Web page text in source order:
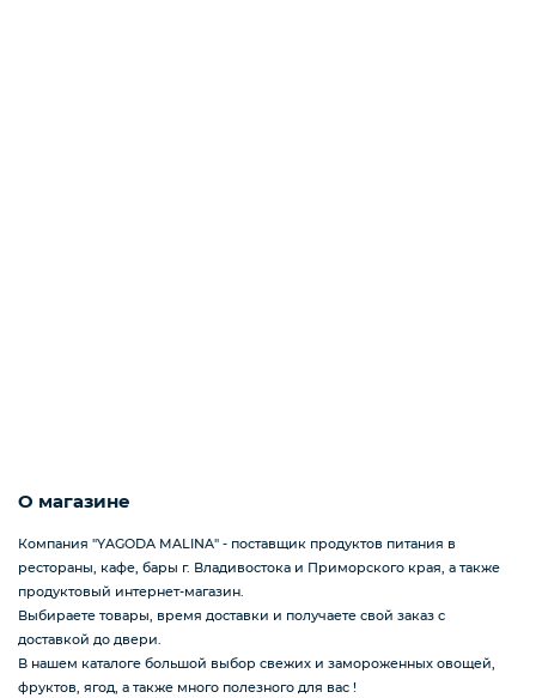
Яйцо
Подарочные наборы из ягод и фруктов
О магазине
Компания "YAGODA MALINA" - поставщик продуктов питания в
рестораны, кафе, бары г. Владивостока и Приморского края, а также
продуктовый интернет-магазин.
Выбираете товары, время доставки и получаете свой заказ с
доставкой до двери.
В нашем каталоге большой выбор свежих и замороженных овощей,
фруктов, ягод, а также много полезного для вас !